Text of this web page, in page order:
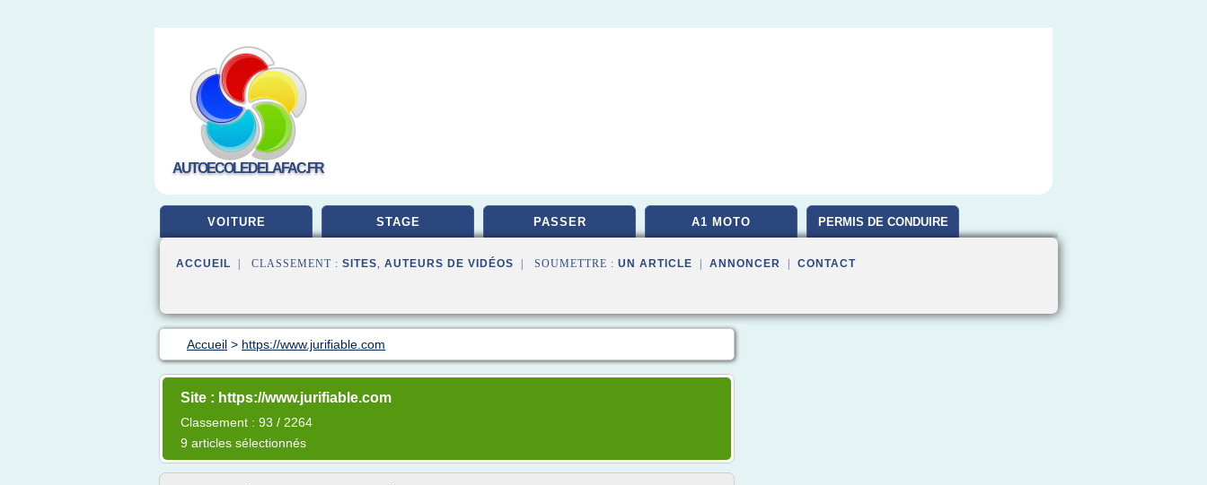
AUTOECOLEDELAFAC.FR
VOITURE STAGE PASSER A1 MOTO PERMIS DE CONDUIRE
ACCUEIL | CLASSEMENT : SITES, AUTEURS DE VIDÉOS | SOUMETTRE : UN ARTICLE ANNONCER CONTACT
Accueil > https://www.jurifiable.com
Site : https://www.jurifiable.com
Classement : 93 / 2264
9 articles sélectionnés